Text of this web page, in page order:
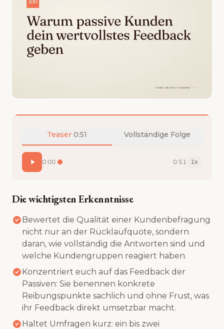
Teaser 0:51 Vollständige Folge
0:00 0:51 1x
Die wichtigsten Erkenntnisse
Bewertet die Qualität einer Kundenbefragung
nicht nur an der Rücklaufquote, sondern
daran, wie vollständig die Antworten sind und
welche Kundengruppen reagiert haben.
Konzentriert euch auf das Feedback der
Passiven: Sie benennen konkrete
Reibungspunkte sachlich und ohne Frust, was
ihr Feedback direkt umsetzbar macht.
Haltet Umfragen kurz: ein bis zwei